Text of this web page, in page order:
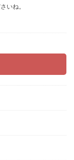
いね。